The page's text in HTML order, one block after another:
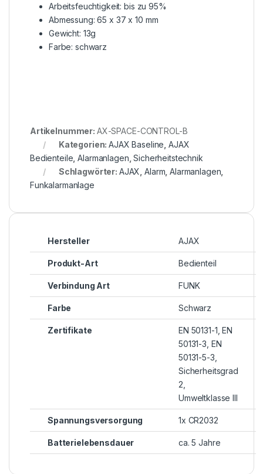
Arbeitsfeuchtigkeit: bis zu 95%
Abmessung: 65 x 37 x 10 mm
Gewicht: 13g
Farbe: schwarz
Artikelnummer: AX-SPACE-CONTROL-B
Kategorien:AJAX Baseline ,AJAX
Bedienteile ,Alarmanlagen ,Sicherheitstechnik
Schlagwörter: AJAX ,Alarm ,Alarmanlagen
Funkalarmanlage
Hersteller AJAX
Produkt-Art Bedienteil
Verbindung Art FUNK
Farbe Schwarz
Zertifikate
EN 50131-1, EN
50131-3, EN
50131-5-3,
Sicherheitsgrad
2,
Umweltklasse III
Spannungsversorgung 1x CR2032
Batterielebensdauer ca. 5 Jahre